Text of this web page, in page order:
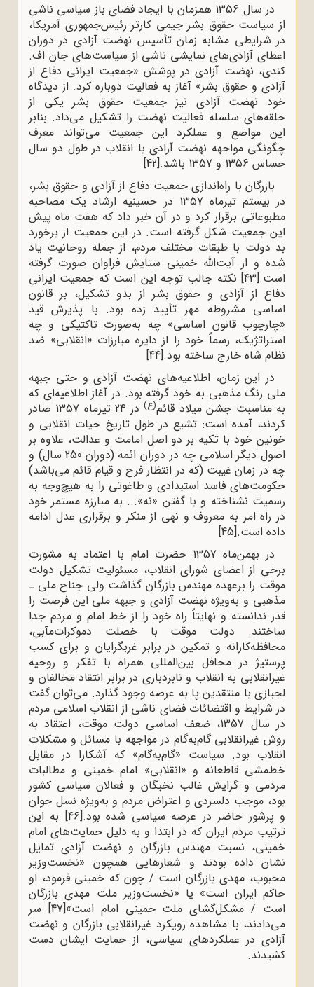
در سال 1356 همزمان با ایجاد فضای باز سیاسی ناشی
از سیاست حقوق بشر جیمی کارتر رئیس‌جمهوری آمریکا،
در شرایطی مشابه زمان تأسیس نهضت آزادی در دوران
اعطای آزادی‌های نمایشی ناشی از سیاست‌های جان اف.
کندی، نهضت آزادی در پوشش «جمعیت ایرانی دفاع از
آزادی و حقوق بشر» آغاز به فعالیت دوباره کرد. از دیدگاه
خود نهضت آزادی نیز جمعیت حقوق بشر یکی از
حلقه‌های سلسله فعالیت نهضت را تشکیل می‌داد. بنابر
این مواضع و عملکرد این جمعیت می‌تواند معرف
چگونگی مواجهه نهضت آزادی با انقلاب در طول دو سال
حساس 1356 و 1357 باشد.
[42]
بازرگان با راه‌اندازی جمعیت دفاع از آزادی و حقوق بشر،
در بیستم تیرماه 1357 در حسینیه ارشاد یک مصاحبه
مطبوعاتی برقرار کرد و در آن خبر داد که هفت ماه پیش
این جمعیت شکل گرفته است. در این جمعیت از برخورد
بد دولت با طبقات مختلف مردم، از جمله روحانیت یاد
شده و از آیت‌الله خمینی ستایش فراوان صورت گرفته
است.[43]
نکته جالب توجه این است که جمعیت ایرانی
دفاع از آزادی و حقوق بشر از بدو تشکیل، بر قانون
اساسی مشروطه مهر تأیید زده بود. با پذیرش قید
«چارچوب قانون اساسی» چه به‌صورت تاکتیکی و چه
استراتژیک، رسماً خود را از دایره مبارزات «انقلابی» ضد
نظام شاه خارج ساخته بود.[44]
در این زمان، اطلاعیه‌‌های نهضت آزادی و حتی جبهه
ملی رنگ مذهبی به خود گرفته بود. در آغاز اطلاعیه‌ای که
به مناسبت جشن میلاد قائم(ع)
در 24 تیرماه 1357 صادر
کردند، آمده است: تشیع در طول تاریخ حیات انقلابی و
خونین خود با تکیه بر دو اصل امامت و عدالت، علاوه بر
اصول دیگر اسلامی چه در دوران ائمه (دوران 250 سال) و
چه در زمان غیبت (که در انتظار فرج و قیام قائم می‌باشد)
حکومت‌های فاسد استبدادی و طاغوتی را به‌ هیچ‌وجه به
رسمیت نشناخته و با گفتن «نه»... به مبارزه مستمر خود
در راه امر به معروف و نهی از منکر و برقراری عدل ادامه
داده است.[45]
در بهمن‌ماه 1357 حضرت امام با اعتماد به مشورت
برخی از اعضای شورای انقلاب، مسئولیت تشکیل دولت
موقت را برعهده مهندس بازرگان گذاشت ولی جناح ملی ـ
مذهبی و به‌ویژه نهضت آزادی و جبهه ملی این فرصت را
قدر ندانسته و نهایتاً راه خود را از خط امام و مردم جدا
ساختند. دولت موقت با خصلت دموکرات‌مآبی،
محافظه‌کارانه و تمکین در برابر غربگرایان و برای کسب
پرستیژ در محافل بین‌المللی همراه با تفکر و روحیه
غیرانقلابی به انقلاب و نابردباری در برابر انتقاد مخالفان و
لجبازی با منتقدین پا به عرصه وجود گذارد. می‌توان گفت
در شرایط و اقتضائات فضای ناشی از انقلاب اسلامی مردم
در سال 1357، ضعف اساسی دولت موقت، اعتقاد به
روش غیرانقلابی گام‌به‌گام در مواجهه با مسائل و مشکلات
انقلاب بود. سیاست «گام‌به‌گام» که آشکارا در مقابل
خط‌مشی قاطعانه و «انقلابی» امام خمینی و مطالبات
مردمی و گرایش غالب نخبگان و فعالان سیاسی کشور
بود، موجب دلسردی و اعتراض مردم و به‌ویژه نسل جوان
و پرشور حاضر در عرصه سیاسی شده بود.[46]
به این
ترتیب مردم ایران که در ابتدا و به دلیل حمایت‌های امام
خمینی، نسبت مهندس بازرگان و نهضت آزادی تمایل
نشان داده بودند و شعارهایی همچون «نخست‌وزیر
محبوب، مهدی بازرگان است / چون که خمینی فرمود، او
حاکم ایران است» یا «نخست‌وزیر ملت مهدی بازرگان
است / مشکل‌گشای ملت خمینی امام است»[47]
سر
می‌دادند، با مشاهده رویکرد غیرانقلابی بازرگان و نهضت
آزادی در عملکردهای سیاسی، از حمایت ایشان دست
کشیدند.